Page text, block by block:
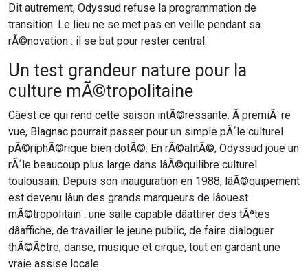
Dit autrement, Odyssud refuse la programmation de
transition. Le lieu ne se met pas en veille pendant sa
rÃ©novation : il se bat pour rester central.
Un test grandeur nature pour la
culture mÃ©tropolitaine
Câest ce qui rend cette saison intÃ©ressante. Ã premiÃ¨re
vue, Blagnac pourrait passer pour un simple pÃ´le culturel
pÃ©riphÃ©rique bien dotÃ©. En rÃ©alitÃ©, Odyssud joue un
rÃ´le beaucoup plus large dans lâÃ©quilibre culturel
toulousain. Depuis son inauguration en 1988, lâÃ©quipement
est devenu lâun des grands marqueurs de lâouest
mÃ©tropolitain : une salle capable dâattirer des tÃªtes
dâaffiche, de travailler le jeune public, de faire dialoguer
thÃ©Ã¢tre, danse, musique et cirque, tout en gardant une
vraie assise locale.